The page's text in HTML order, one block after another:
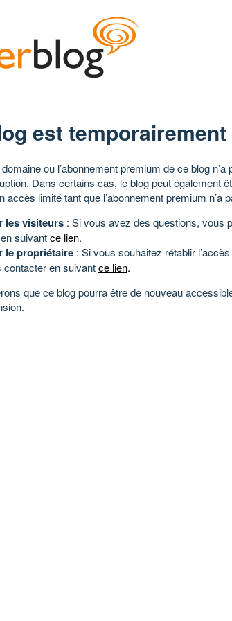
est
ou l’abonnement premium de ce blog
Dans certains cas, le blog peut également
accès limité tant que l’abonnement premium n’a
les visiteurs : Si vous avez des questions, vous
suivantce lien.
le propriétaire : Si vous souhaitez rétablir
contacter en suivantce lien.
que ce blog pourra être de nouveau